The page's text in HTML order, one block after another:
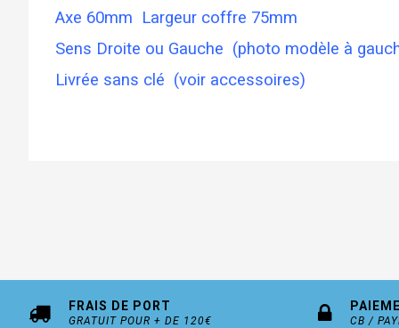
Axe 60mm Largeur coffre 75mm
Sens Droite ou Gauche (photo modèle à
Livrée sans clé (voir accessoires)
FRAIS DE PORT
GRATUIT POUR + DE 120€ CB /